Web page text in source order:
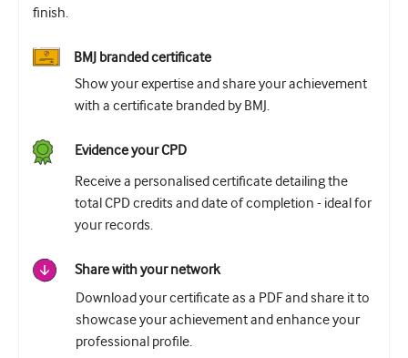
finish.
BMJ branded certificate
Show your expertise and share your achievement
with a certificate branded by BMJ.
Evidence your CPD
Receive a personalised certificate detailing the
total CPD credits and date of completion - ideal for
your records.
Share with your network
Download your certificate as a PDF and share it to
showcase your achievement and enhance your
professional profile.